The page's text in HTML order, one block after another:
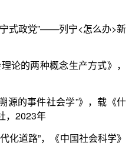
宁式政党”——列宁<怎么办>新
论的两种概念生产方式》，
源的事件社会学”》，载《什
，2023年
化道路”，《中国社会科学》